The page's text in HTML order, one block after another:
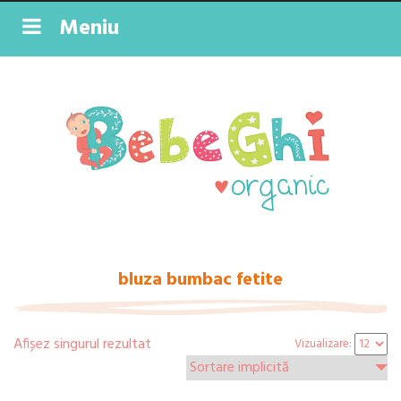
Meniu
bluza bumbac fetite
Afișez singurul rezultat Vizualizare: